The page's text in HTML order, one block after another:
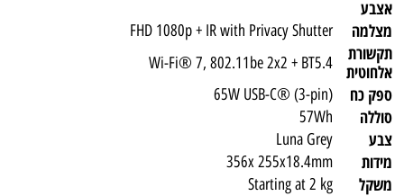
אצבע
מצלמה FHD 1080p + IR with Privacy Shutter
תקשורת
אלחוטית
Wi-Fi® 7, 802.11be 2x2 + BT5.4
ספק כח 65W USB-C® (3-pin)
סוללה 57Wh
צבע Luna Grey
מידות 356x 255x18.4mm
משקל Starting at 2 kg